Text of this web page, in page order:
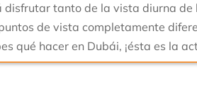
disfrutar tanto de la vista diurna de
de vista completamente
qué hacer en Dubái, ¡ésta es la